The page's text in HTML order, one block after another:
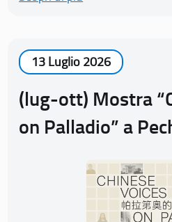
13 Luglio 2026
(lug-ott) Mostra
on Palladio” a